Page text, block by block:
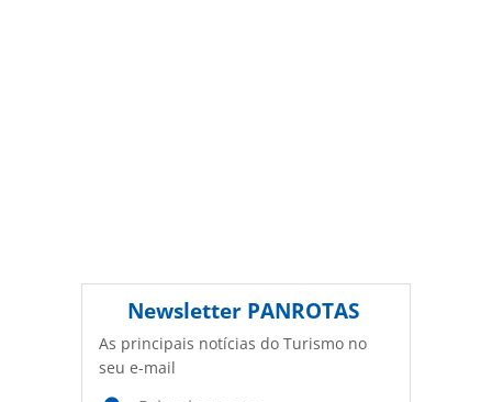
Newsletter PANROTAS
As principais notícias do Turismo no
seu e-mail